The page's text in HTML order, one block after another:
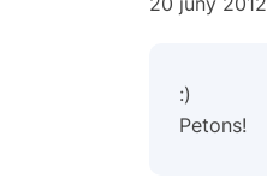
:)
Petons!